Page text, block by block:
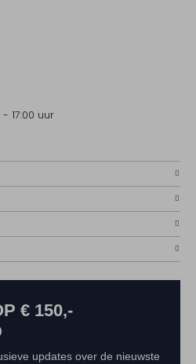
17:00 uur
€ 150,-
updates over de nieuwste